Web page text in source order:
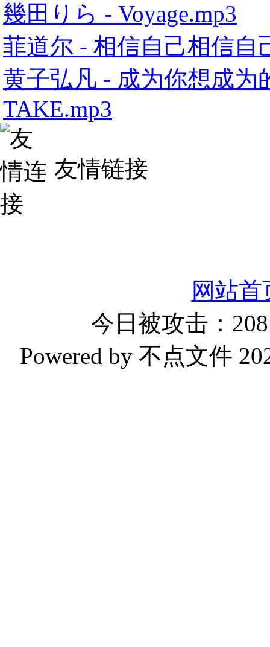
幾田りら - Voyage.mp3
菲道尔 - 相信自己相信自
黄子弘凡 - 成为你想成为
TAKE.mp3
友情链接
网站首
今日被攻击：
Powered by 不点文件